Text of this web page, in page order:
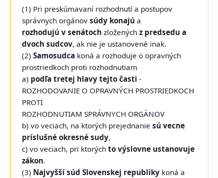
(1) Pri preskúmavaní rozhodnutí a postupov
správnych orgánovsúdy konajúa
rozhodujú v senátoch zloženýchz predsedu a
dvoch sudcov, ak nie je ustanovené inak.
(2)Samosudca koná a rozhoduje o opravných
prostriedkoch proti rozhodnutiam
a) podľa tretej hlavy tejto časti -
ROZHODOVANIE O OPRAVNÝCH PROSTRIEDKOCH
PROTI
ROZHODNUTIAM SPRÁVNYCH ORGÁNOV
b) vo veciach, na ktorých prejednaniesú vecne
príslušné okresné sudy,
c) vo veciach, pri ktorýchto výslovne ustanovuje
zákon.
(3) Najvyšší súd Slovenskej republiky koná a